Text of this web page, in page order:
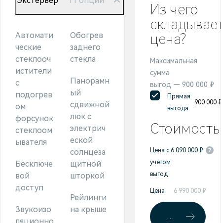
Автомати
ческие
стеклооч
истители
с
подогрев
ом
форсунок
стеклоом
ывателя
Бесключе
вой
доступ
Звукоизо
Обогрев
заднего
стекла
Панорамн
ый
сдвижной
люк с
электрич
еской
солнцеза
щитной
шторкой
Рейлинги
на крыше
Из чего
цена?
Максимальная
сумма
выгод — 900 000 ₽
Прямая
выгода
900 000 ₽
Стоимость
Цена с
учетом
выгод
6 090 000 ₽
Цена 6 990 000 ₽
Забронировать